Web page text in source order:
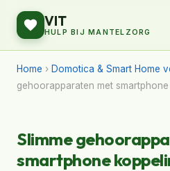
VIT
HULP BIJ MANTELZORG
Home › Domotica & Smart Home
gehoorapparaten met
Slimme
smartphone